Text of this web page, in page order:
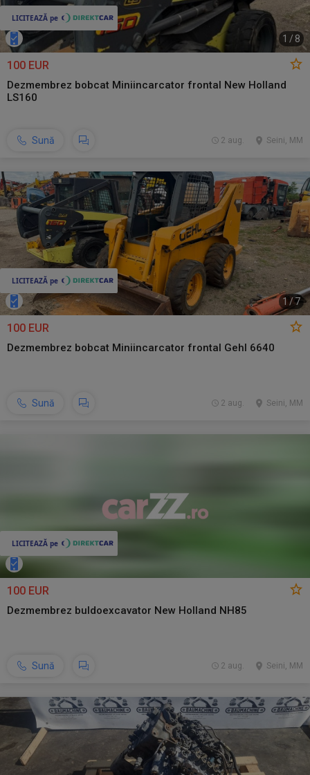
1 / 8
100 EUR
Dezmembrez bobcat Miniincarcator frontal New Holland
LS160
Sună Seini, MM
2 aug.
1/7
100 EUR
Dezmembrez bobcat Miniincarcator frontal Gehl 6640
Sună Seini, MM
2 aug.
100 EUR
Dezmembrez buldoexcavator New Holland NH85
Sună Seini, MM
2 aug.